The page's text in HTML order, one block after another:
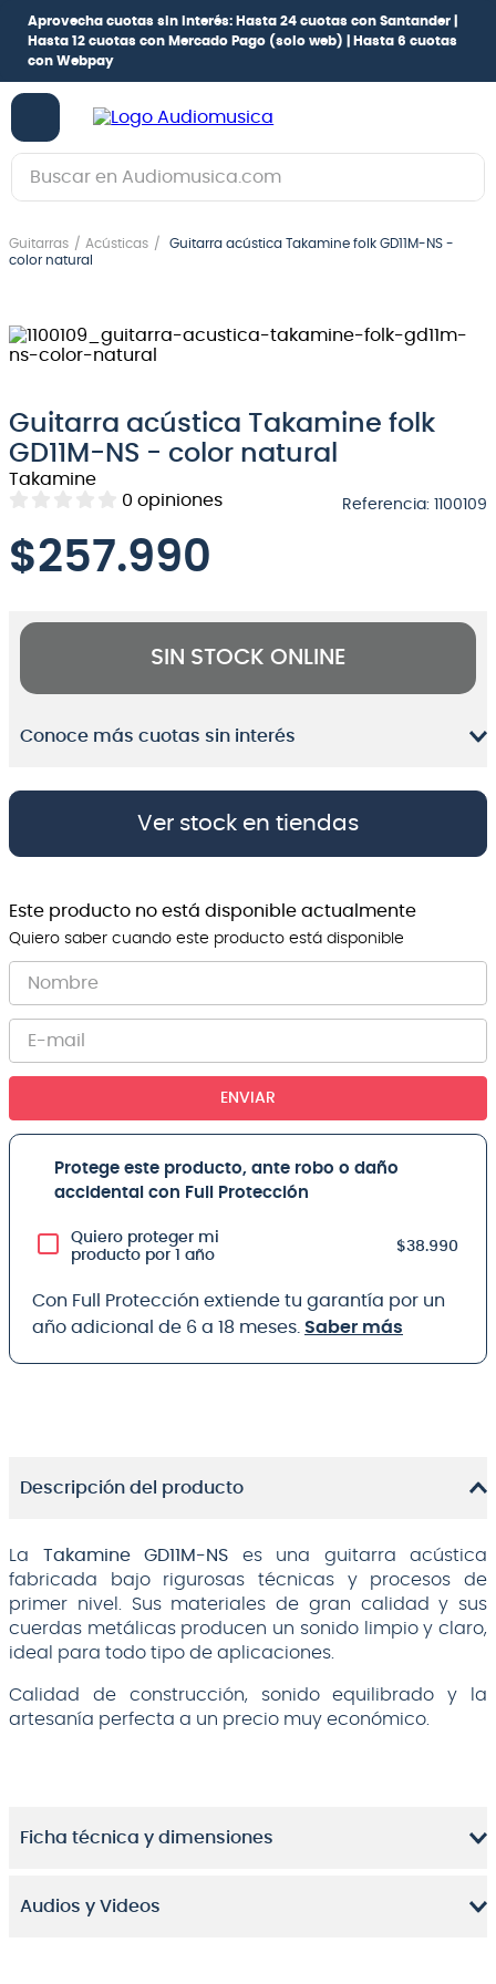
Aprovecha cuotas sin interés: Hasta 24 cuotas con Santander |
Hasta 12 cuotas con Mercado Pago (solo web) |
Hasta 6 cuotas
con Webpay
Buscar en Audiomusica.com
Guitarras Acústicas
Guitarra acústica Takamine folk GD11M-NS -
color natural
Guitarra acústica Takamine folk
GD11M-NS - color natural
Takamine
0 opiniones Referencia: 1100109
$257.990
SIN STOCK ONLINE
Conoce más cuotas sin interés
Ver stock en tiendas
Este producto no está disponible actualmente
Quiero saber cuando este producto está disponible
ENVIAR
Protege este producto, ante robo o daño
accidental con Full Protección
Quiero proteger mi
producto por 1 año
$38.990
Con Full Protección extiende tu garantía por un
año adicional de 6 a 18 meses. Saber más
Descripción del producto
La Takamine GD11M-NS es una guitarra acústica
fabricada bajo rigurosas técnicas y procesos de
primer nivel. Sus materiales de gran calidad y sus
cuerdas metálicas producen un sonido limpio y claro,
ideal para todo tipo de aplicaciones.
Calidad de construcción, sonido equilibrado y la
artesanía perfecta a un precio muy económico.
Ficha técnica y dimensiones
Audios y Videos
1.
guitarra electrica
3.
guitarra electroacústica
5 .
amplificador
6.
teclado
7.
guitarra
9.
bateria